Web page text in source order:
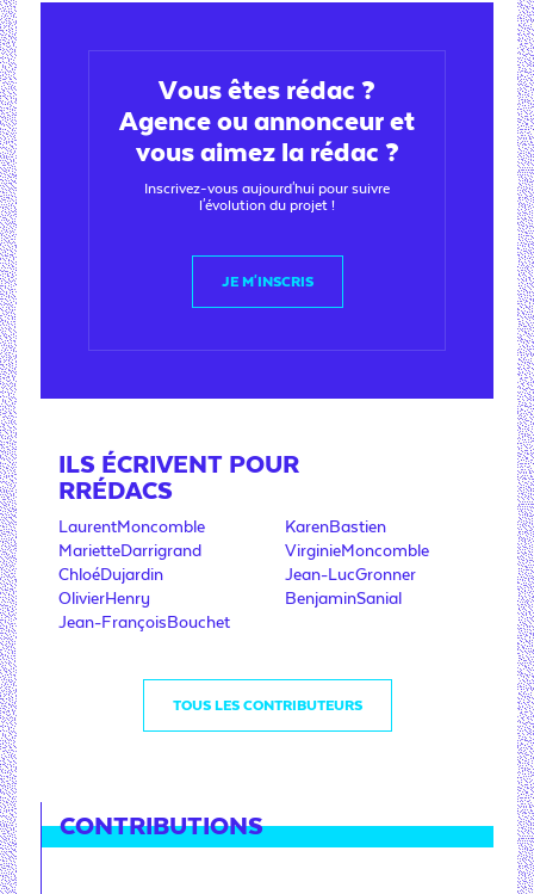
Vous êtes rédac ?
Agence ou annonceur et
vous aimez la rédac ?
Inscrivez-vous aujourd'hui pour suivre
l'évolution du projet !
JE M'INSCRIS
ILS ÉCRIVENT POUR
RRÉDACS
LaurentMoncomble
KarenBastien
MarietteDarrigrand
VirginieMoncomble
ChloéDujardin
Jean-LucGronner
OlivierHenry
BenjaminSanial
Jean-FrançoisBouchet
TOUS LES CONTRIBUTEURS
CONTRIBUTIONS